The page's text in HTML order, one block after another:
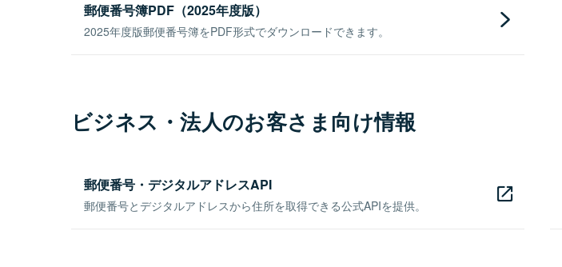
郵便番号簿PDF（2025年度版）
2025年度版郵便番号簿をPDF形式でダウンロードできます。
ビジネス・法人のお客さま向け情報
郵便番号・デジタルアドレスAPI
郵便番号とデジタルアドレスから住所を取得できる公式APIを提供。